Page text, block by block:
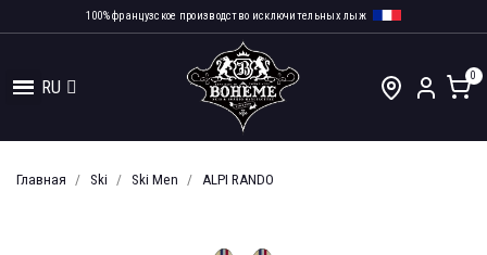
100% французское производство исключительных лыж
RU
Главная Ski Ski Men ALPI RANDO